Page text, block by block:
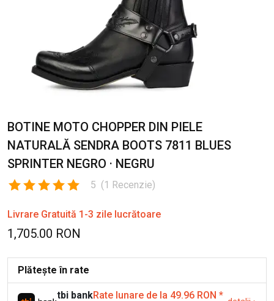
BOTINE MOTO CHOPPER DIN PIELE
NATURALĂ SENDRA BOOTS 7811 BLUES
SPRINTER NEGRO · NEGRU
5 (1 Recenzie)
Livrare Gratuită 1-3 zile lucrătoare
1,705.00 RON
Plătește în rate
tbi bankRate lunare de la 49.96 RON *